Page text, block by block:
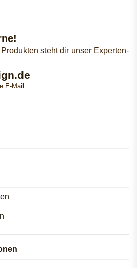
steht dir unser Experten-
E-Mail.